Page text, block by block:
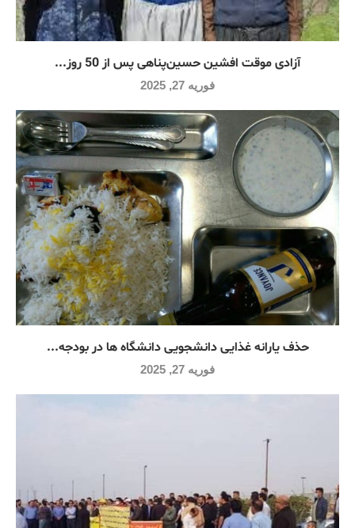
آزادی موقت افشین حسین‌پناهی پس از 50 روز...
فوریه 27, 2025
حذف یارانه غذایی دانشجویی دانشگاه ها در بودجه...
فوریه 27, 2025